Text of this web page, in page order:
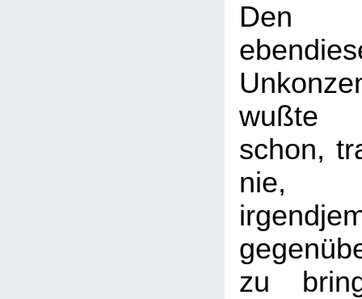
Den
wußte
schon,
zu